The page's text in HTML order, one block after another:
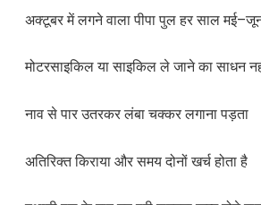
अक्टूबर में लगने वाला पीपा पुल हर साल
मोटरसाइकिल या साइकिल ले जाने का साधन
नाव से पार उतरकर लंबा चक्कर लगाना पड़ता
अतिरिक्त किराया और समय दोनों खर्च होता है